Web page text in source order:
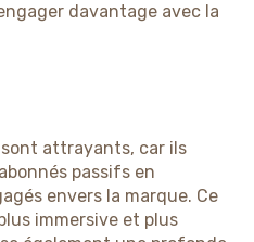
davantage avec la
attrayants, car ils
passifs en
envers la marque. Ce
immersive et plus